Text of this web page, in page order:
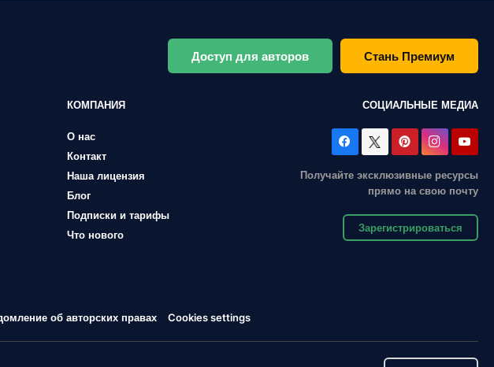
Доступ для авторов Стань Премиум
КОМПАНИЯ
О нас
Контакт
Наша лицензия
Блог
Подписки и тарифы
Что нового
СОЦИАЛЬНЫЕ МЕДИА
Получайте эксклюзивные ресурсы
прямо на свою почту
Зарегистрироваться
об авторских правах Cookies settings